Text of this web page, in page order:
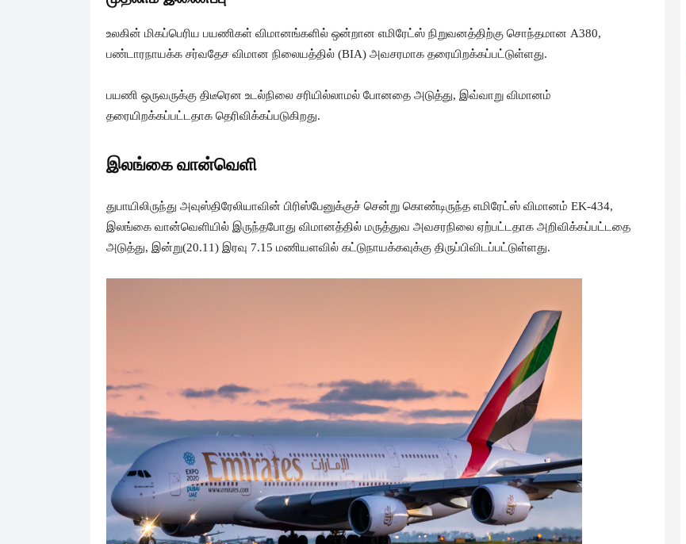
உலகின் மிகப்பெரிய பயணிகள் விமானங்களில் ஒன்றான எமிரேட்ஸ் நிறுவனத்திற்கு சொந்தமான A380,
பண்டாரநாயக்க சர்வதேச விமான நிலையத்தில் (BIA) அவசரமாக தரையிறக்கப்பட்டுள்ளது.
பயணி ஒருவருக்கு திடீரென உடல்நிலை சரியில்லாமல் போனதை அடுத்து, இவ்வாறு விமானம்
தரையிறக்கப்பட்டதாக தெரிவிக்கப்படுகிறது.
இலங்கை வான்வெளி
துபாயிலிருந்து அவுஸ்திரேலியாவின் பிரிஸ்பேனுக்குச் சென்று கொண்டிருந்த எமிரேட்ஸ் விமானம் EK-434,
இலங்கை வான்வெளியில் இருந்தபோது விமானத்தில் மருத்துவ அவசரநிலை ஏற்பட்டதாக அறிவிக்கப்பட்டதை
அடுத்து, இன்று(20.11) இரவு 7.15 மணியளவில் கட்டுநாயக்கவுக்கு திருப்பிவிடப்பட்டுள்ளது.